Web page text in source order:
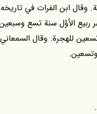
وقال ابن الفرات في
الأوّل سنة تسع
للهجرة. وقال